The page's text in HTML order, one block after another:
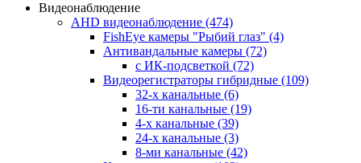
Видеонаблюдение
AHD видеонаблюдение (474)
FishEye камеры "Рыбий глаз" (4)
Антивандальные камеры (72)
с ИК-подсветкой (72)
Видеорегистраторы гибридные (109)
32-х канальные (6)
16-ти канальные (19)
4-х канальные (39)
24-х канальные (3)
8-ми канальные (42)